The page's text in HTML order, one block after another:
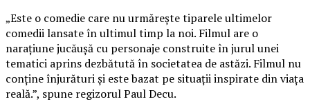
„Este o comedie care nu urmărește tiparele ultimelor
comedii lansate în ultimul timp la noi. Filmul are o
narațiune jucăușă cu personaje construite în jurul unei
tematici aprins dezbătută în societatea de astăzi. Filmul nu
conține înjurături și este bazat pe situații inspirate din viața
reală.”, spune regizorul Paul Decu.